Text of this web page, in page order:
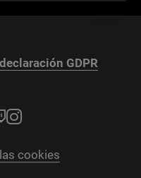
GDPR
cookies